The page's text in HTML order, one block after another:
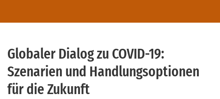
Globaler Dialog zu COVID-19:
Szenarien und Handlungsoptionen
für die Zukunft